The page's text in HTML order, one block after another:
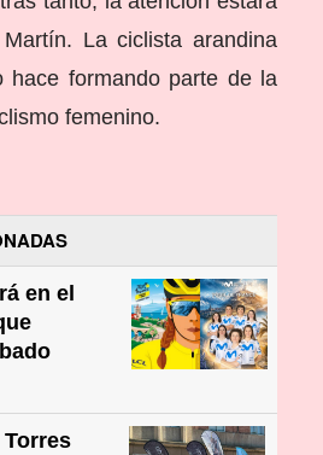
La ciclista arandina
formando parte de la
femenino.
en el